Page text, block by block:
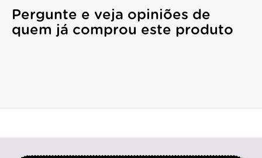
Pergunte e veja opiniões de
quem já comprou este produto